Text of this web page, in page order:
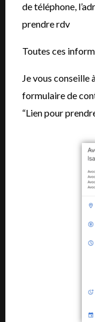
de téléphone,
prendre rdv
Toutes ces
Je vous conseille
formulaire de
“Lien pour